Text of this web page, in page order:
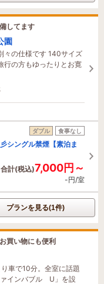
してます
園
々の仕様です 140サイズ
行の方もゆったりとお寛
ダブル 食事なし
シングル禁煙【素泊ま
合計(税込)7,000円～
-円/室
プランを見る(1件)
買い物にも便利
車で10分。全室に話題
インバブル U」を設